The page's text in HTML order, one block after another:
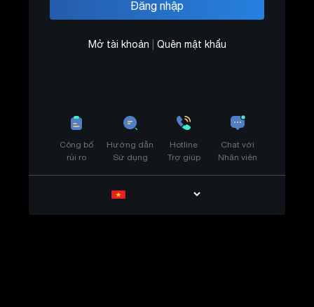
Mở tài khoản Quên mật khẩu
Công bố
rủi ro
Hướng dẫn
Sử dụng
Hotline
Trợ giúp
Chat với
Nhân viên